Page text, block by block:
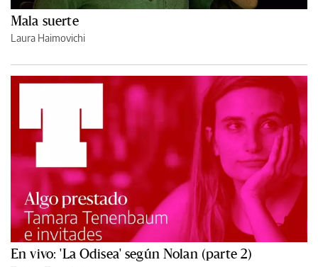
Mala suerte
Laura Haimovichi
En vivo: 'La Odisea' según Nolan (parte 2)